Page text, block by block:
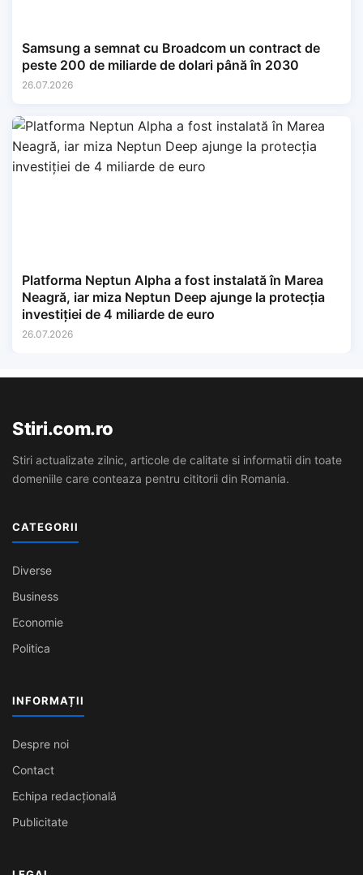
Samsung a semnat cu Broadcom un contract de
peste 200 de miliarde de dolari până în 2030
26.07.2026
Platforma Neptun Alpha a fost instalată în Marea
Neagră, iar miza Neptun Deep ajunge la protecția
investiției de 4 miliarde de euro
26.07.2026
Stiri.com.ro
Stiri actualizate zilnic, articole de calitate si informatii din toate
domeniile care conteaza pentru cititorii din Romania.
CATEGORII
Diverse
Business
Economie
Politica
INFORMAȚII
Despre noi
Contact
Echipa redacțională
Publicitate